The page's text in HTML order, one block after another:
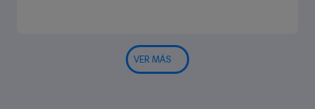
VER MÁS